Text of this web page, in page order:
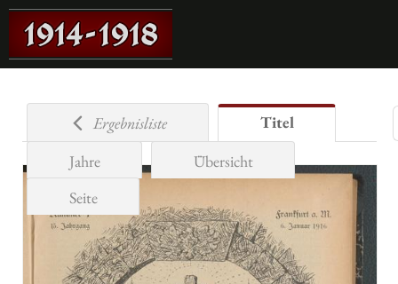
Ergebnisliste
Titel
Jahre
Übersicht
Seite